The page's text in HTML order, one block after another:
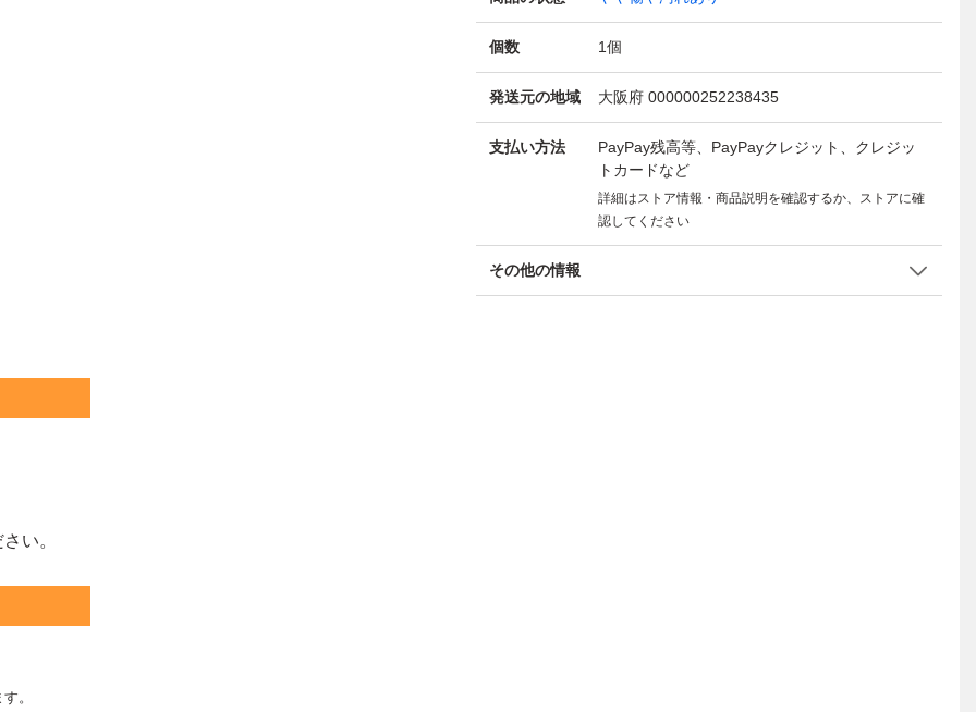
個数 1個
発送元の地域 大阪府 000000252238435
支払い方法
PayPay残高等、PayPayクレジット、クレジッ
トカードなど
詳細はストア情報・商品説明を確認するか、ストアに確
認してください
その他の情報